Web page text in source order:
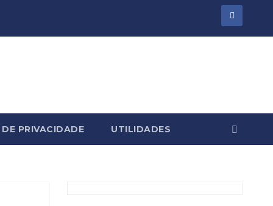
PRIVACIDADE UTILIDADES